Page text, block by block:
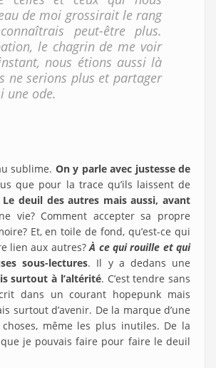
de moi grossirait le rang
peut-être plus.
le chagrin de me voir
nous étions aussi là
ne serions plus et partager
une ode.
sublime. On y parle avec justesse de
que pour la trace qu’ils laissent de
deuil des autres mais aussi, avant
vie? Comment accepter sa propre
Et, en toile de fond, qu’est-ce qui
lien aux autres?À ce qui rouille et qui
sous-lectures. Il y a dedans une
surtout à l’altérité. C’est tendre sans
dans un courant hopepunk mais
surtout d’avenir. De la marque d’une
même les plus inutiles. De la
je pouvais faire pour faire le deuil